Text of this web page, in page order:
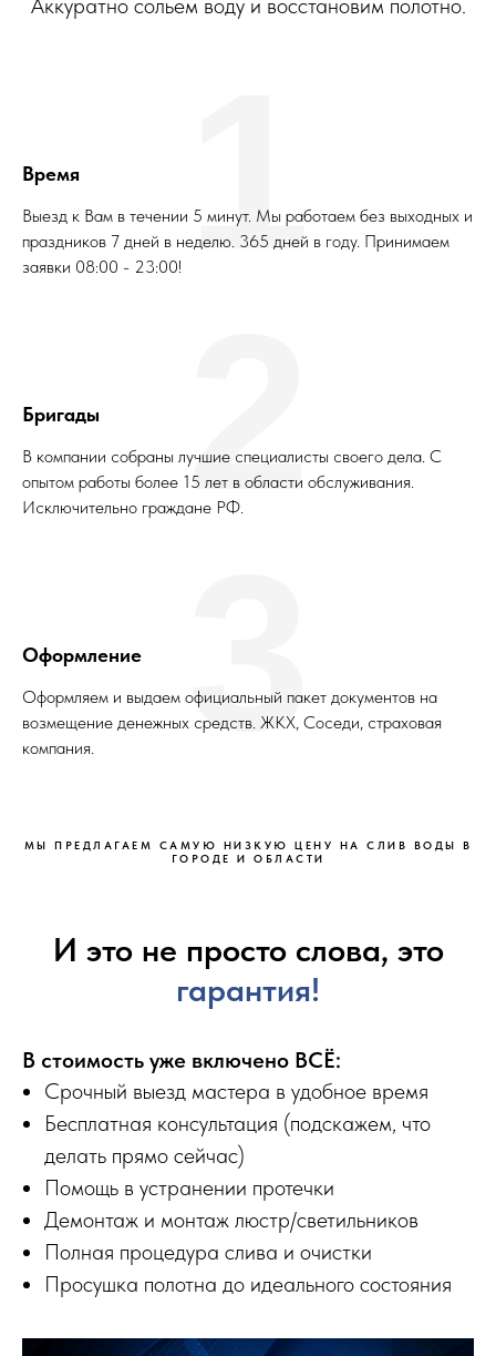
Аккуратно сольем воду и восстановим полотно.
Время
Выезд к Вам в течении 5 минут. Мы работаем без выходных и
праздников 7 дней в неделю. 365 дней в году. Принимаем
заявки 08:00 - 23:00! 1
Бригады
В компании собраны лучшие специалисты своего дела. С
опытом работы более 15 лет в области обслуживания.
Исключительно граждане РФ.2
Оформление
Оформляем и выдаем официальный пакет документов на
возмещение денежных средств. ЖКХ, Соседи, страховая
компания.
3
МЫ ПРЕДЛАГАЕМ САМУЮ НИЗКУЮ ЦЕНУ НА СЛИВ ВОДЫ В
ГОРОДЕ И ОБЛАСТИ
И это не просто слова, это
гарантия!
В стоимость уже включено ВСЁ:
Срочный выезд мастера в удобное время
Бесплатная консультация (подскажем, что
делать прямо сейчас)
Помощь в устранении протечки
Демонтаж и монтаж люстр/светильников
Полная процедура слива и очистки
Просушка полотна до идеального состояния